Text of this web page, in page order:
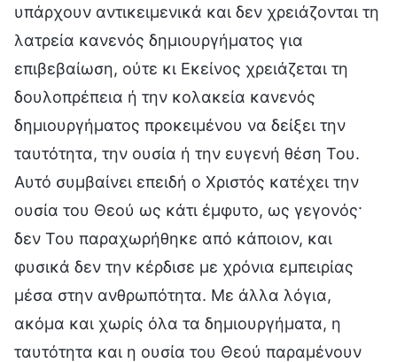
υπάρχουν αντικειμενικά και δεν χρειάζονται τη
λατρεία κανενός δημιουργήματος για
επιβεβαίωση, ούτε κι Εκείνος χρειάζεται τη
δουλοπρέπεια ή την κολακεία κανενός
δημιουργήματος προκειμένου να δείξει την
ταυτότητα, την ουσία ή την ευγενή θέση Του.
Αυτό συμβαίνει επειδή ο Χριστός κατέχει την
ουσία του Θεού ως κάτι έμφυτο, ως γεγονός·
δεν Του παραχωρήθηκε από κάποιον, και
φυσικά δεν την κέρδισε με χρόνια εμπειρίας
μέσα στην ανθρωπότητα. Με άλλα λόγια,
ακόμα και χωρίς όλα τα δημιουργήματα, η
ταυτότητα και η ουσία του Θεού παραμένουν